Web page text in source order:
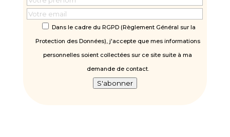
Dans le cadre du RGPD (Règlement Général sur la
Protection des Données), j'accepte que mes informations
personnelles soient collectées sur ce site suite à ma
demande de contact.
S'abonner